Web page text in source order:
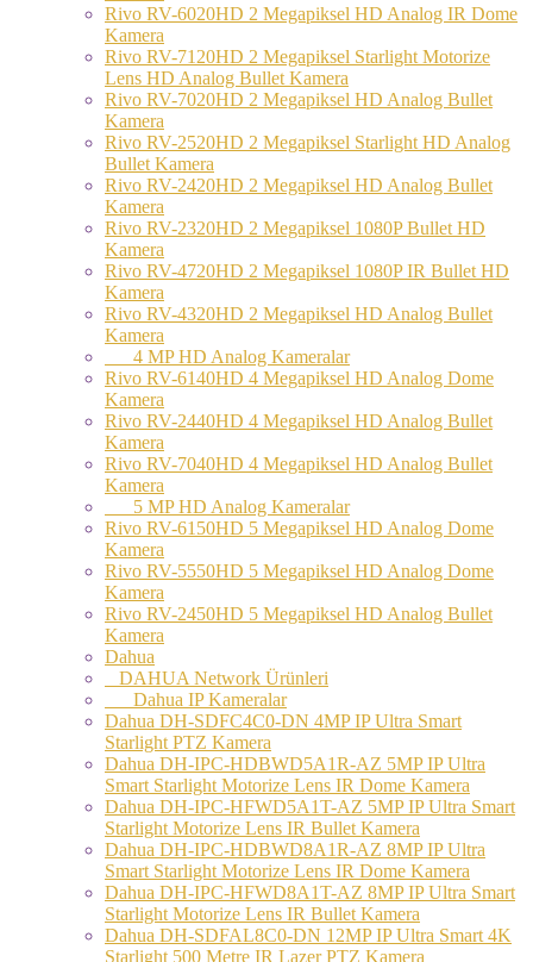
Rivo RV-6020HD 2 Megapiksel HD Analog IR Dome
Kamera
Rivo RV-7120HD 2 Megapiksel Starlight Motorize
Lens HD Analog Bullet Kamera
Rivo RV-7020HD 2 Megapiksel HD Analog Bullet
Kamera
Rivo RV-2520HD 2 Megapiksel Starlight HD Analog
Bullet Kamera
Rivo RV-2420HD 2 Megapiksel HD Analog Bullet
Kamera
Rivo RV-2320HD 2 Megapiksel 1080P Bullet HD
Kamera
Rivo RV-4720HD 2 Megapiksel 1080P IR Bullet HD
Kamera
Rivo RV-4320HD 2 Megapiksel HD Analog Bullet
Kamera
4 MP HD Analog Kameralar
Rivo RV-6140HD 4 Megapiksel HD Analog Dome
Kamera
Rivo RV-2440HD 4 Megapiksel HD Analog Bullet
Kamera
Rivo RV-7040HD 4 Megapiksel HD Analog Bullet
Kamera
5 MP HD Analog Kameralar
Rivo RV-6150HD 5 Megapiksel HD Analog Dome
Kamera
Rivo RV-5550HD 5 Megapiksel HD Analog Dome
Kamera
Rivo RV-2450HD 5 Megapiksel HD Analog Bullet
Kamera
Dahua
DAHUA Network Ürünleri
Dahua IP Kameralar
Dahua DH-SDFC4C0-DN 4MP IP Ultra Smart
Starlight PTZ Kamera
Dahua DH-IPC-HDBWD5A1R-AZ 5MP IP Ultra
Smart Starlight Motorize Lens IR Dome Kamera
Dahua DH-IPC-HFWD5A1T-AZ 5MP IP Ultra Smart
Starlight Motorize Lens IR Bullet Kamera
Dahua DH-IPC-HDBWD8A1R-AZ 8MP IP Ultra
Smart Starlight Motorize Lens IR Dome Kamera
Dahua DH-IPC-HFWD8A1T-AZ 8MP IP Ultra Smart
Starlight Motorize Lens IR Bullet Kamera
Dahua DH-SDFAL8C0-DN 12MP IP Ultra Smart 4K
Starlight 500 Metre IR Lazer PTZ Kamera